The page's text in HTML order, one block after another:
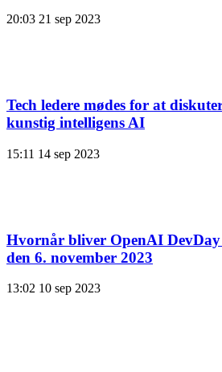
20:03 21 sep 2023
Tech ledere mødes for at
kunstig intelligens AI
15:11 14 sep 2023
Hvornår bliver OpenAI
den 6. november 2023
13:02 10 sep 2023